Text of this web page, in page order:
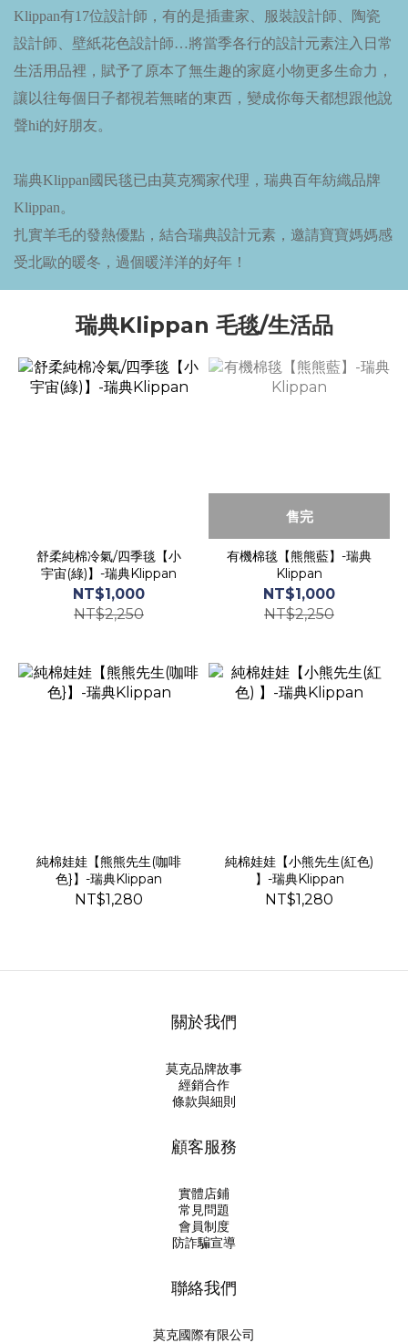
Klippan有17位設計師，有的是插畫家、服裝設計師、陶瓷
設計師、壁紙花色設計師…將當季各行的設計元素注入日常
生活用品裡，賦予了原本了無生趣的家庭小物更多生命力，
讓以往每個日子都視若無睹的東西，變成你每天都想跟他說
聲hi的好朋友。
瑞典Klippan國民毯已由莫克獨家代理，瑞典百年紡織品牌
Klippan。
扎實羊毛的發熱優點，結合瑞典設計元素，邀請寶寶媽媽感
受北歐的暖冬，過個暖洋洋的好年！
瑞典Klippan 毛毯/生活品
舒柔純棉冷氣/四季毯【小
宇宙(綠)】-瑞典Klippan
NT$1,000
NT$2,250
售完
有機棉毯【熊熊藍】-瑞典
Klippan
NT$1,000
NT$2,250
純棉娃娃【熊熊先生(咖啡
色}】-瑞典Klippan
NT$1,280
純棉娃娃【小熊先生(紅色)
】-瑞典Klippan
NT$1,280
關於我們
莫克品牌故事
經銷合作
條款與細則
顧客服務
實體店鋪
常見問題
會員制度
防詐騙宣導
聯絡我們
莫克國際有限公司